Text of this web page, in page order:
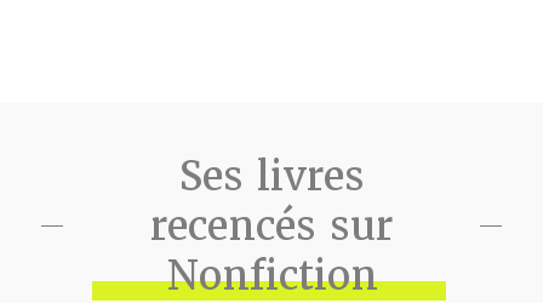
Ses livres
recencés sur
Nonfiction